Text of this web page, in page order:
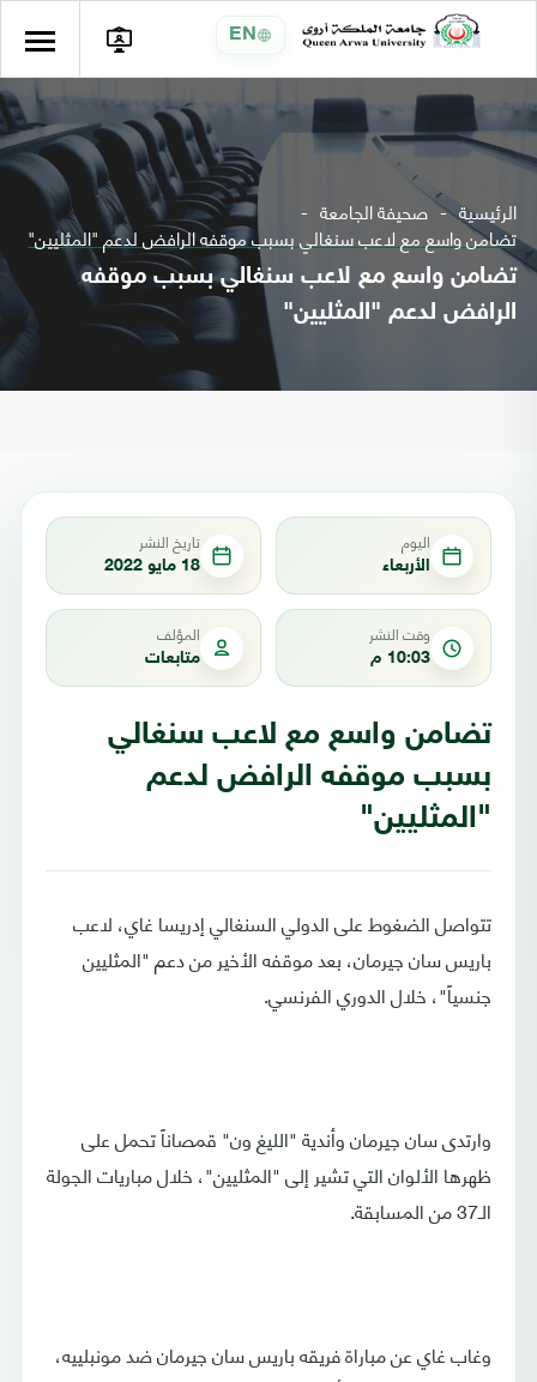
EN
الرئيسية صحيفة الجامعة
تضامن واسع مع لاعب سنغالي بسبب موقفه الرافض لدعم "المثليين"
تضامن واسع مع لاعب سنغالي بسبب موقفه
الرافض لدعم "المثليين"
اليوم
الأربعاء
تاريخ النشر
18 مايو 2022
وقت النشر
10:03 م
المؤلف
متابعات
تضامن واسع مع لاعب سنغالي
بسبب موقفه الرافض لدعم
"المثليين"
تتواصل الضغوط على الدولي السنغالي إدريسا غاي، لاعب
باريس سان جيرمان، بعد موقفه الأخير من دعم "المثليين
جنسياً"، خلال الدوري الفرنسي.
وارتدى سان جيرمان وأندية "الليغ ون" قمصاناً تحمل على
ظهرها الألوان التي تشير إلى "المثليين"، خلال مباريات الجولة
الـ37 من المسابقة.
وغاب غاي عن مباراة فريقه باريس سان جيرمان ضد مونبلييه،